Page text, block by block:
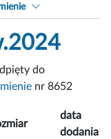
do
nr 8652
data
dodania